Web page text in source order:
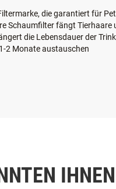
die garantiert für
Schaumfilter fängt
die Lebensdauer der
2 Monate austauschen